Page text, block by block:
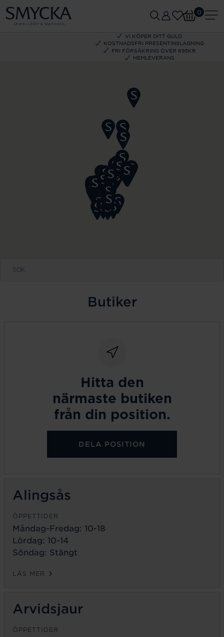
VI KÖPER DITT GULD
KOSTNADSFRI PRESENTINSLAGNING
FRI FÖRSÄKRING ÖVER 695KR
HEMLEVERANS
0
Butiker
Hitta den
närmaste butiken
från din position.
DELA POSITION
Alingsås
ÖPPETTIDER
Måndag-Fredag: 10-18
Lördag: 10-14
Söndag: Stängt
LÄS MER
Arvidsjaur
ÖPPETTIDER